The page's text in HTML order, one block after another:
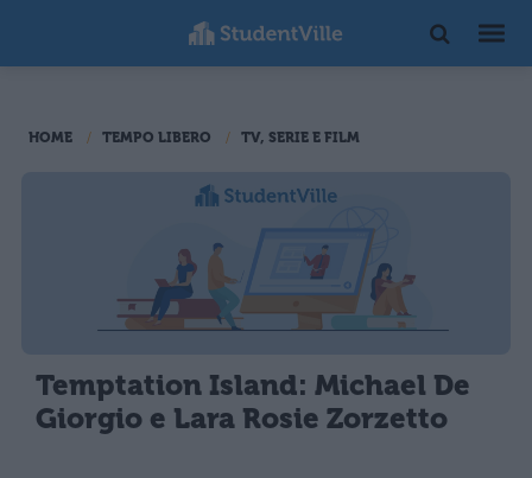
HOME TEMPO LIBERO TV, SERIE E FILM
Temptation Island: Michael De
Giorgio e Lara Rosie Zorzetto